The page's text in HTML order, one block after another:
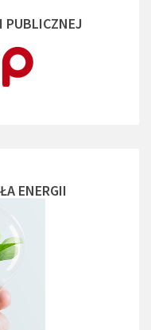
PUBLICZNEJ
ENERGII